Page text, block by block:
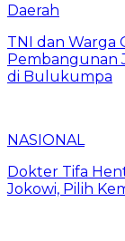
Daerah
TNI dan Warga
Pembangunan
di Bulukumpa
NASIONAL
Dokter Tifa
Jokowi, Pilih